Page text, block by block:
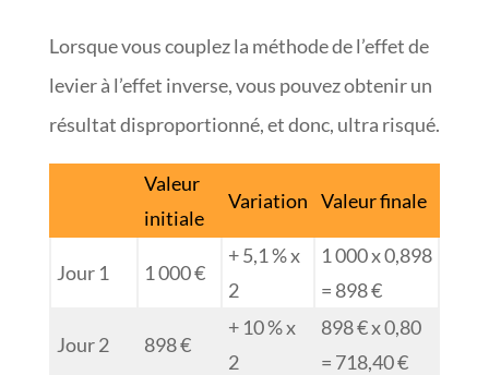
Lorsque vous couplez la méthode de l’effet de
levier à l’effet inverse, vous pouvez obtenir un
résultat disproportionné, et donc, ultra risqué.
Valeur
initiale
Variation Valeur finale
Jour 1 1 000 €
+ 5,1 % x
2
1 000 x 0,898
= 898 €
Jour 2 898 €
+ 10 % x
2
898 € x 0,80
= 718,40 €